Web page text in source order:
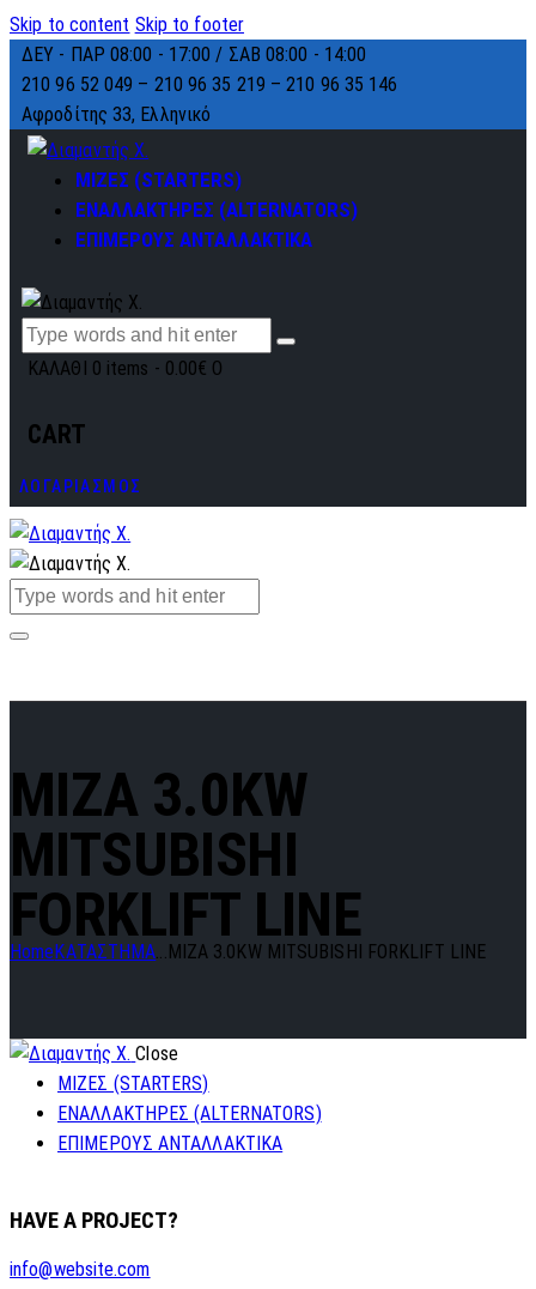
Skip to content Skip to footer
ΔΕΥ - ΠΑΡ 08:00 - 17:00 / ΣΑΒ 08:00 - 14:00
210 96 52 049 – 210 96 35 219 –210 96 35 146
Αφροδίτης 33, Ελληνικό
ΜΙΖΕΣ (STARTERS)
ΕΝΑΛΛΑΚΤΗΡΕΣ (ALTERNATORS)
ΕΠΙΜΕΡΟΥΣ ΑΝΤΑΛΛΑΚΤΙΚΑ
ΚΑΛΑΘΙ 0 items - 0.00€ 0
CART
ΛΟΓΑΡΙΑΣΜΟΣ
MIZA 3.0KW
MITSUBISHI
FORKLIFT LINE
Home ΚΑΤΑΣΤΗΜΑ... MIZA 3.0KW MITSUBISHI FORKLIFT LINE
Close
ΜΙΖΕΣ (STARTERS)
ΕΝΑΛΛΑΚΤΗΡΕΣ (ALTERNATORS)
ΕΠΙΜΕΡΟΥΣ ΑΝΤΑΛΛΑΚΤΙΚΑ
HAVE A PROJECT?
info@website.com